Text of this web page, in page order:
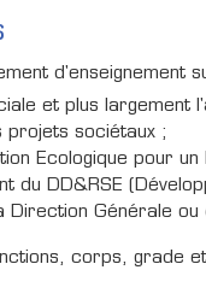
et plus
projets sociétaux ;
Ecologique pour
du DD&RSE
Direction Générale
corps, grade